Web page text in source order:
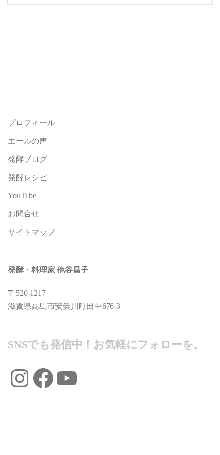
プロフィール
エールの声
発酵ブログ
発酵レシピ
YouTube
お問合せ
サイトマップ
発酵・料理家 他谷昌子
〒520-1217
滋賀県高島市安曇川町田中676-3
SNSでも発信中！お気軽にフォローを。
InstagramFacebookYouTube